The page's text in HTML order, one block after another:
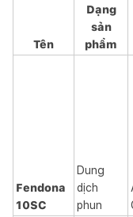
Tên
Dạng
sản
phẩm
Fendona
10SC
Dung
dịch
phun